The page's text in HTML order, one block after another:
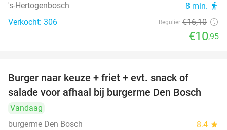
's-Hertogenbosch 8 min. directions_walk
Verkocht: 306 Regulier €16,10
€10,95
Burger naar keuze + friet + evt. snack of
salade voor afhaal bij burgerme Den Bosch
Vandaag
burgerme Den Bosch
8.4 star